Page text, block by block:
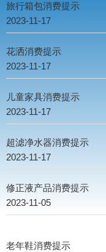
旅行箱包消费提示
2023-11-17
花洒消费提示
2023-11-17
儿童家具消费提示
2023-11-17
超滤净水器消费提示
2023-11-17
修正液产品消费提示
2023-11-05
老年鞋消费提示